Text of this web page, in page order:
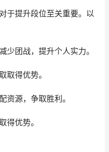
于提升段位至关重要。以
少团战，提升个人实力。
取得优势。
资源，争取胜利。
得优势。